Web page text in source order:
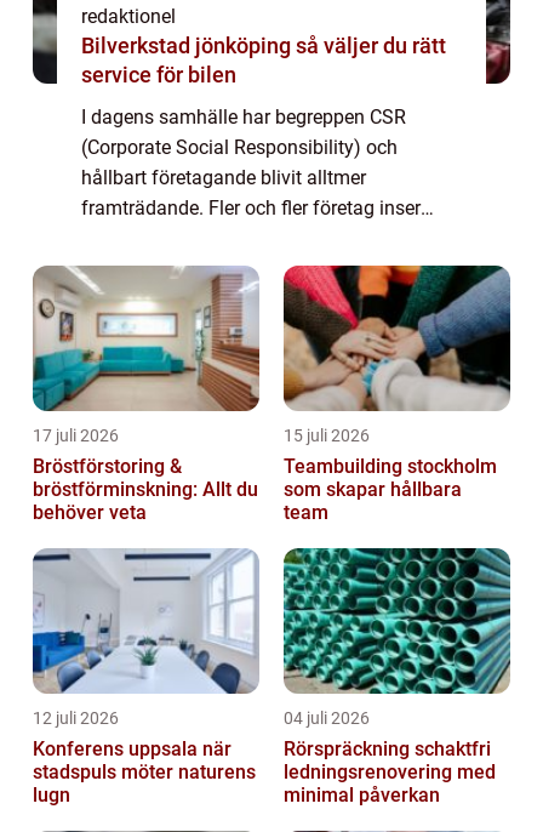
redaktionel
Bilverkstad jönköping så väljer du rätt
service för bilen
I dagens samhälle har begreppen CSR
(Corporate Social Responsibility) och
hållbart företagande blivit alltmer
framträdande. Fler och fler företag inser
ansvar, samtidigt som de strävar efter
ekonomisk fra...
17 juli 2026
Bröstförstoring &
bröstförminskning: Allt du
behöver veta
15 juli 2026
Teambuilding stockholm
som skapar hållbara
team
12 juli 2026
Konferens uppsala när
stadspuls möter naturens
lugn
04 juli 2026
Rörspräckning schaktfri
ledningsrenovering med
minimal påverkan